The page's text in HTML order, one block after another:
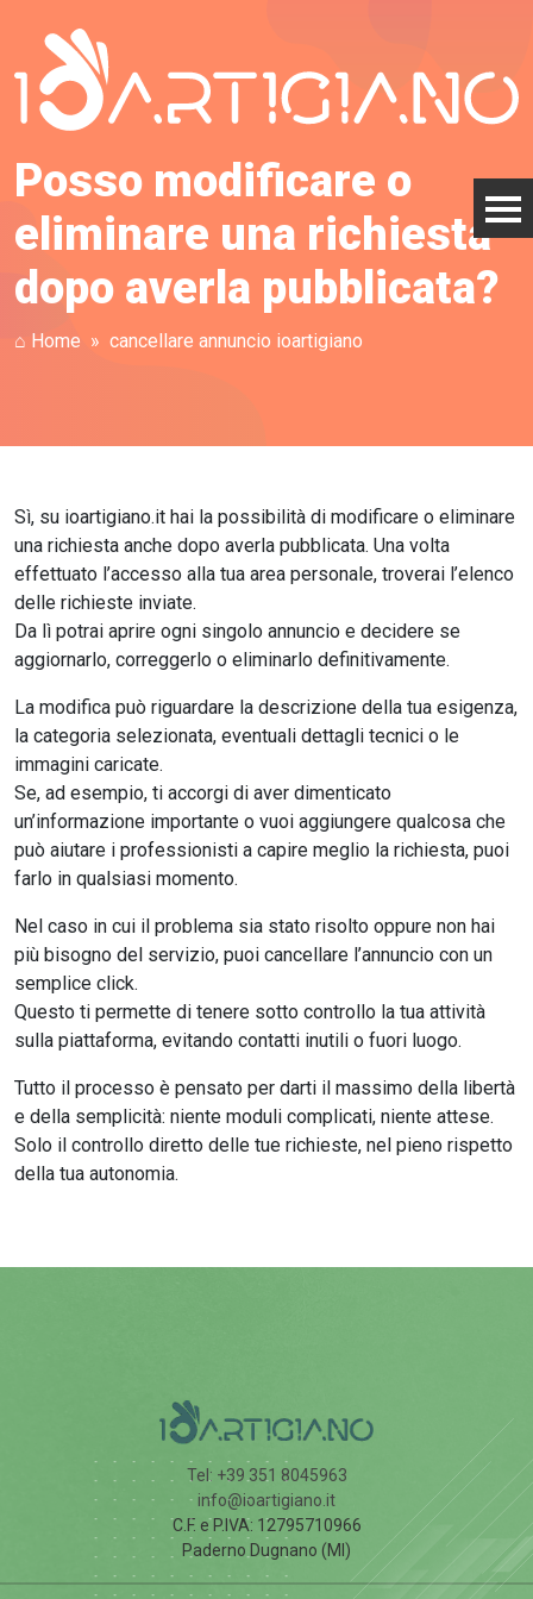
Posso modificare o
eliminare una richiesta
dopo averla pubblicata?
⌂ Home cancellare annuncio ioartigiano
Sì, su ioartigiano.it hai la possibilità di modificare o eliminare
una richiesta anche dopo averla pubblicata. Una volta
effettuato l’accesso alla tua area personale, troverai l’elenco
delle richieste inviate.
Da lì potrai aprire ogni singolo annuncio e decidere se
aggiornarlo, correggerlo o eliminarlo definitivamente.
La modifica può riguardare la descrizione della tua esigenza,
la categoria selezionata, eventuali dettagli tecnici o le
immagini caricate.
Se, ad esempio, ti accorgi di aver dimenticato
un’informazione importante o vuoi aggiungere qualcosa che
può aiutare i professionisti a capire meglio la richiesta, puoi
farlo in qualsiasi momento.
Nel caso in cui il problema sia stato risolto oppure non hai
più bisogno del servizio, puoi cancellare l’annuncio con un
semplice click.
Questo ti permette di tenere sotto controllo la tua attività
sulla piattaforma, evitando contatti inutili o fuori luogo.
Tutto il processo è pensato per darti il massimo della libertà
e della semplicità: niente moduli complicati, niente attese.
Solo il controllo diretto delle tue richieste, nel pieno rispetto
della tua autonomia.
Tel: +39 351 8045963
info@ioartigiano.it
C.F. e P.IVA: 12795710966
Paderno Dugnano (MI)